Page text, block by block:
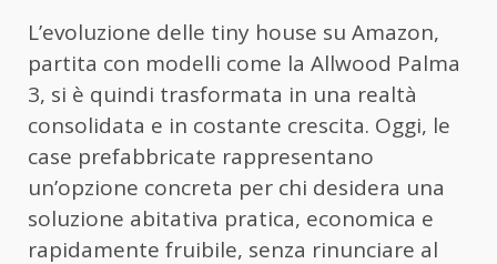
L’evoluzione delle tiny house su Amazon,
partita con modelli come la Allwood Palma
3, si è quindi trasformata in una realtà
consolidata e in costante crescita. Oggi, le
case prefabbricate rappresentano
un’opzione concreta per chi desidera una
soluzione abitativa pratica, economica e
rapidamente fruibile, senza rinunciare al